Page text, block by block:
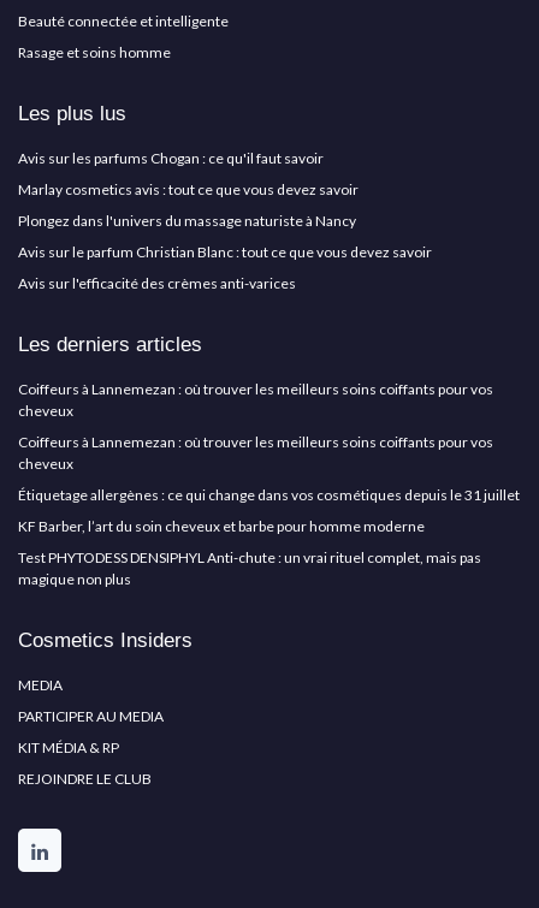
Beauté connectée et intelligente
Rasage et soins homme
Les plus lus
Avis sur les parfums Chogan : ce qu'il faut savoir
Marlay cosmetics avis : tout ce que vous devez savoir
Plongez dans l'univers du massage naturiste à Nancy
Avis sur le parfum Christian Blanc : tout ce que vous devez savoir
Avis sur l'efficacité des crèmes anti-varices
Les derniers articles
Coiffeurs à Lannemezan : où trouver les meilleurs soins coiffants pour vos
cheveux
Coiffeurs à Lannemezan : où trouver les meilleurs soins coiffants pour vos
cheveux
Étiquetage allergènes : ce qui change dans vos cosmétiques depuis le 31 juillet
KF Barber, l’art du soin cheveux et barbe pour homme moderne
Test PHYTODESS DENSIPHYL Anti-chute : un vrai rituel complet, mais pas
magique non plus
Cosmetics Insiders
MEDIA
PARTICIPER AU MEDIA
KIT MÉDIA & RP
REJOINDRE LE CLUB